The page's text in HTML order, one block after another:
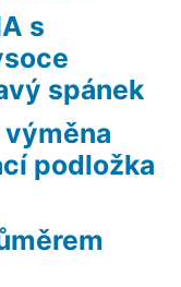
s
spánek
podložka